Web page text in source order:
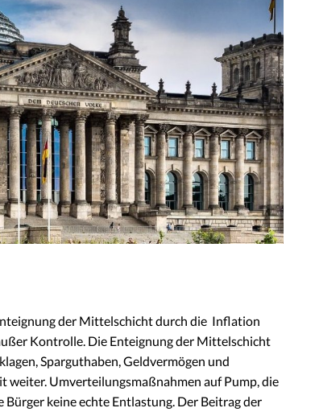
der Mittelschicht durch die Inflation
Kontrolle. Die Enteignung der Mittelschicht
Sparguthaben, Geldvermögen und
weiter. Umverteilungsmaßnahmen auf Pump, die
keine echte Entlastung. Der Beitrag der